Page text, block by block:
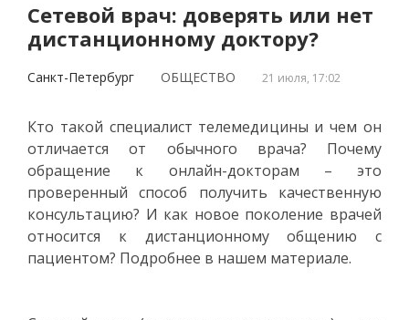
Сетевой врач: доверять или нет
дистанционному доктору?
Санкт-Петербург ОБЩЕСТВО 21 июля, 17:02
Кто такой специалист телемедицины и чем он
отличается от обычного врача? Почему
обращение к онлайн-докторам – это
проверенный способ получить качественную
консультацию? И как новое поколение врачей
относится к дистанционному общению с
пациентом? Подробнее в нашем материале.